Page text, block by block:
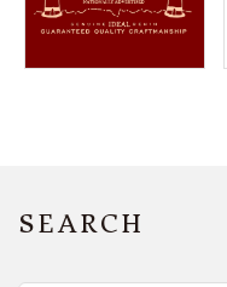
meeting_room ログイン
SEARCH